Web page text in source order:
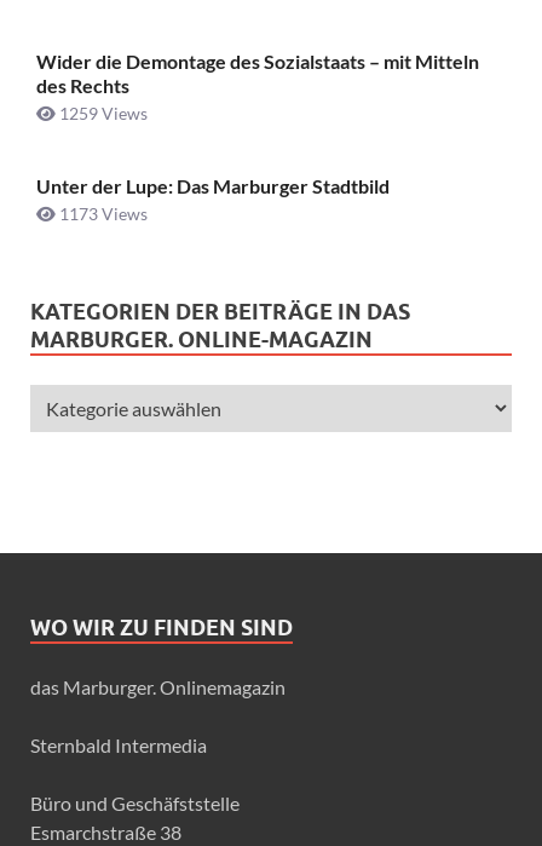
Wider die Demontage des Sozialstaats – mit Mitteln
des Rechts
1259 Views
Unter der Lupe: Das Marburger Stadtbild
1173 Views
KATEGORIEN DER BEITRÄGE IN DAS
MARBURGER. ONLINE-MAGAZIN
WO WIR ZU FINDEN SIND
das Marburger. Onlinemagazin
Sternbald Intermedia
Büro und Geschäfststelle
Esmarchstraße 38